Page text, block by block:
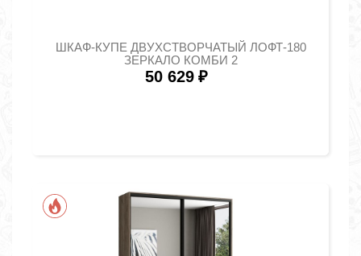
ШКАФ-КУПЕ ДВУХСТВОРЧАТЫЙ ЛОФТ-180
ЗЕРКАЛО КОМБИ 2
50 629 ₽